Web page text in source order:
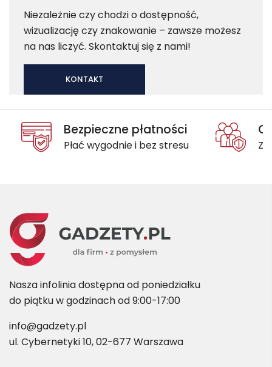
Niezależnie czy chodzi o dostępność,
wizualizację czy znakowanie – zawsze możesz
na nas liczyć. Skontaktuj się z nami!
KONTAKT
Bezpieczne płatności
Płać wygodnie i bez stresu
Nasza infolinia dostępna od poniedziałku
do piątku w godzinach od 9:00-17:00
info@gadzety.pl
ul. Cybernetyki 10, 02-677 Warszawa